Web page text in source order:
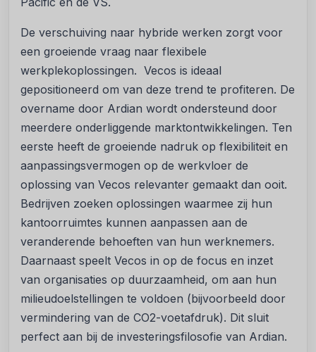
De verschuiving naar hybride werken zorgt voor
een groeiende vraag naar flexibele
werkplekoplossingen. Vecos is ideaal
gepositioneerd om van deze trend te profiteren. De
overname door Ardian wordt ondersteund door
meerdere onderliggende marktontwikkelingen. Ten
eerste heeft de groeiende nadruk op flexibiliteit en
aanpassingsvermogen op de werkvloer de
oplossing van Vecos relevanter gemaakt dan ooit.
Bedrijven zoeken oplossingen waarmee zij hun
kantoorruimtes kunnen aanpassen aan de
veranderende behoeften van hun werknemers.
Daarnaast speelt Vecos in op de focus en inzet
van organisaties op duurzaamheid, om aan hun
milieudoelstellingen te voldoen (bijvoorbeeld door
vermindering van de CO2-voetafdruk). Dit sluit
perfect aan bij de investeringsfilosofie van Ardian.